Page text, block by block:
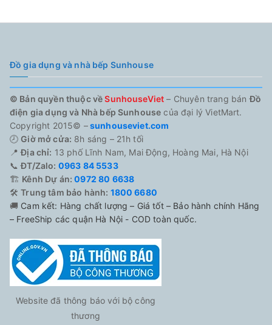
Đồ gia dụng và nhà bếp Sunhouse
© Bản quyền thuộc vềSunhouseViet – Chuyên trang bánĐồ
điện gia dụng và Nhà bếp Sunhouse của đại lý VietMart.
Copyright 2015© –sunhouseviet.com
🕗Giờ mở cửa: 8h sáng – 21h tối
📍Địa chỉ: 13 phố Lĩnh Nam, Mai Động, Hoàng Mai, Hà Nội
📞ĐT/Zalo: 0963 84 5533
🏗️ Kênh Dự án: 0972 80 6638
🛠️Trung tâm bảo hành: 1800 6680
🚚 Cam kết: Hàng chất lượng – Giá tốt – Bảo hành chính Hãng
– FreeShip các quận Hà Nội - COD toàn quốc.
Website đã thông báo với bộ công
thương